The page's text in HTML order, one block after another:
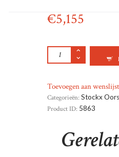
€5,155
18KRT
Toevoegen aan wenslijst
Categorieën: Stockx
Product ID: 5863